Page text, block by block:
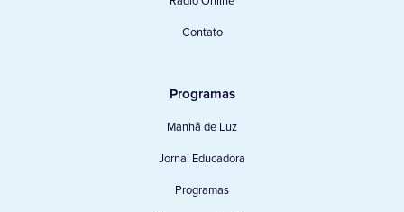
Contato
Programas
Manhã de Luz
Jornal Educadora
Programas